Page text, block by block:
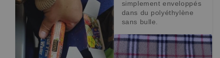
simplement enveloppés
dans du polyéthylène
sans bulle.